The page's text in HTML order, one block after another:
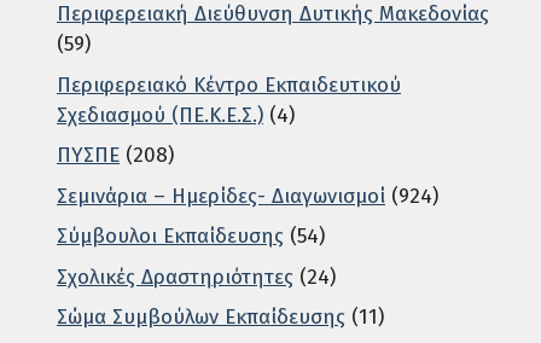
Περιφερειακή Διεύθυνση Δυτικής Μακεδονίας
(59)
Περιφερειακό Κέντρο Εκπαιδευτικού
Σχεδιασμού (ΠΕ.Κ.Ε.Σ.) (4)
ΠΥΣΠΕ (208)
Σεμινάρια – Ημερίδες- Διαγωνισμοί (924)
Σύμβουλοι Εκπαίδευσης (54)
Σχολικές Δραστηριότητες (24)
Σώμα Συμβούλων Εκπαίδευσης (11)